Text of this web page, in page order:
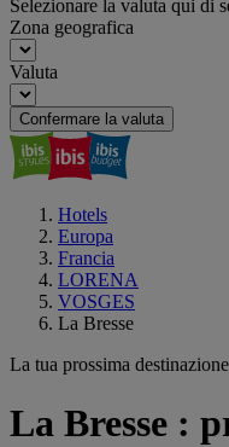
Selezionare la valuta qui di
Zona geografica
Valuta
Confermare la valuta
Hotels
Europa
Francia
LORENA
VOSGES
La Bresse
La tua prossima destinazione
La Bresse :